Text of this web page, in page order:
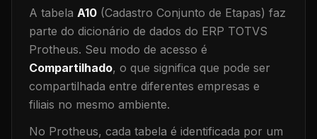
A tabela A10 (Cadastro Conjunto de Etapas) faz
parte do dicionário de dados do ERP TOTVS
Protheus. Seu modo de acesso é
Compartilhado, o que significa que pode ser
compartilhada entre diferentes empresas e
filiais no mesmo ambiente.
No Protheus, cada tabela é identificada por um